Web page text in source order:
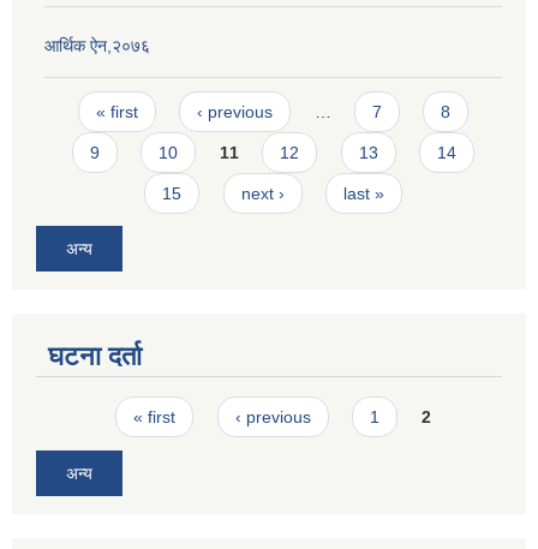
आर्थिक ऐन,२०७६
Pages
« first ‹ previous 7 8
9 10 11 12 13 14
15 next › last »
अन्य
घटना दर्ता
Pages« first ‹ previous 1 2
अन्य